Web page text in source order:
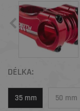
DÉLKA:
35 mm 50 mm